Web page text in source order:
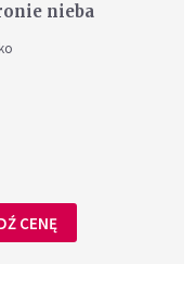
nieba
CENĘ